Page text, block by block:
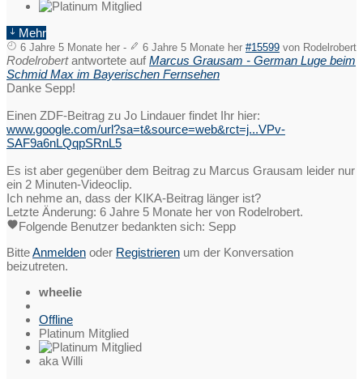
Mehr
6 Jahre 5 Monate her- 6 Jahre 5 Monate her #15599 von Rodelrobert
Rodelrobertantwortete aufMarcus Grausam - German Luge beim
Schmid Max im Bayerischen Fernsehen
Danke Sepp!
Einen ZDF-Beitrag zu Jo Lindauer findet Ihr hier:
www.google.com/url?sa=t&source=web&rct=j...VPv-
SAF9a6nLQqpSRnL5
Es ist aber gegenüber dem Beitrag zu Marcus Grausam leider nur
ein 2 Minuten-Videoclip.
Ich nehme an, dass der KIKA-Beitrag länger ist?
Letzte Änderung: 6 Jahre 5 Monate her von Rodelrobert.
Folgende Benutzer bedankten sich: Sepp
BitteAnmelden oder Registrieren um der Konversation
beizutreten.
wheelie
Offline
Platinum Mitglied
aka Willi